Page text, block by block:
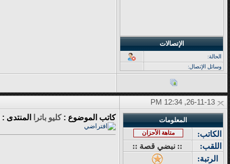
الإتصالات
الحالة:
وسائل الإتصال:
المعلومات
الكاتب: متاهة الأحزان
اللقب:
:: نبضي قصة ::
الرتبة:
كاتب الموضوع :كليو باترا المنتدى :